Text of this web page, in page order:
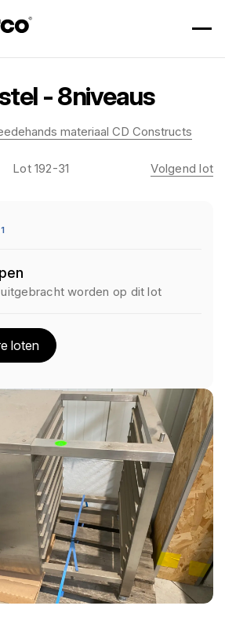
- 8niveaus
materiaal CD Constructs
Lot 192-31 Volgend lot
worden op dit lot
loten